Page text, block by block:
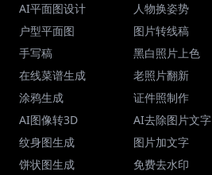
AI平面图设计
户型平面图
手写稿
在线菜谱生成
涂鸦生成
AI图像转3D
纹身图生成
饼状图生成
人物换姿势
图片转线稿
黑白照片上色
老照片翻新
证件照制作
AI去除图片文字
图片加文字
免费去水印